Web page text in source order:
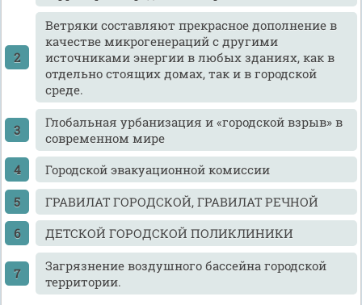
Ветряки составляют прекрасное дополнение в
качестве микрогенераций с другими
источниками энергии в любых зданиях, как в
отдельно стоящих домах, так и в городской
среде.
Глобальная урбанизация и «городской взрыв» в
современном мире
Городской эвакуационной комиссии
ГРАВИЛАТ ГОРОДСКОЙ, ГРАВИЛАТ РЕЧНОЙ
ДЕТСКОЙ ГОРОДСКОЙ ПОЛИКЛИНИКИ
Загрязнение воздушного бассейна городской
территории.